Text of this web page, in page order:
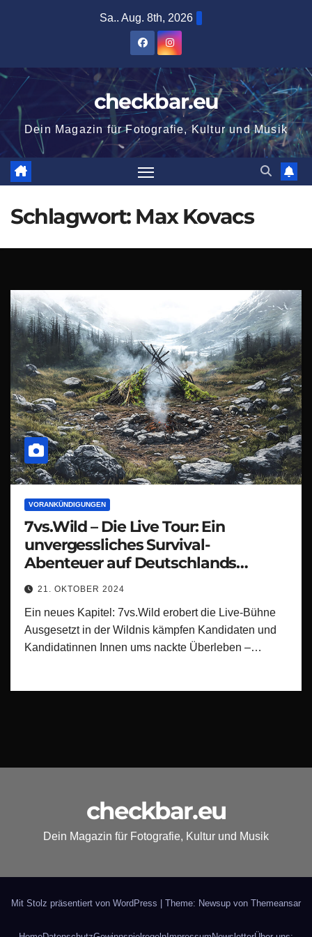
Sa.. Aug. 8th, 2026
checkbar.eu
Dein Magazin für Fotografie, Kultur und Musik
Schlagwort: Max Kovacs
VORANKÜNDIGUNGEN
7vs.Wild – Die Live Tour: Ein
unvergessliches Survival-
Abenteuer auf Deutschlands
Bühnen!
21. OKTOBER 2024
Ein neues Kapitel: 7vs.Wild erobert die Live-Bühne
Ausgesetzt in der Wildnis kämpfen Kandidaten und
Kandidatinnen Innen ums nackte Überleben –…
checkbar.eu
Dein Magazin für Fotografie, Kultur und Musik
Mit Stolz präsentiert von WordPress Theme: Newsup von Themeansar